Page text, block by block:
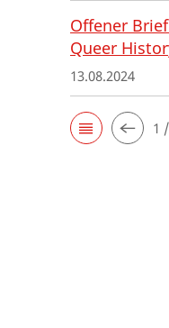
Offener
Queer
13.08.2024
1